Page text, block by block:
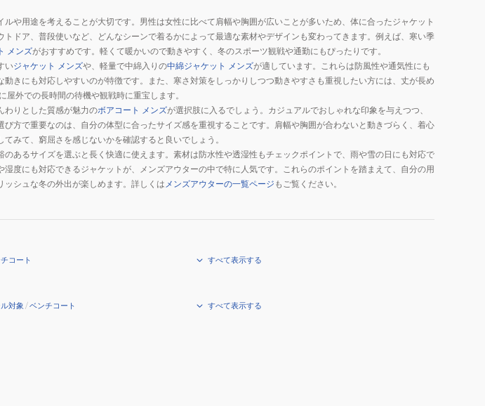
や用途を考えることが大切です。男性は女性に比べて肩幅や胸囲が広いことが多いため、体に合ったジャケット
ドア、普段使いなど、どんなシーンで着るかによって最適な素材やデザインも変わってきます。例えば、寒い季
メンズがおすすめです。軽くて暖かいので動きやすく、冬のスポーツ観戦や通勤にもぴったりです。
いジャケット メンズや、軽量で中綿入りの中綿ジャケット メンズが適しています。これらは防風性や通気性にも
きにも対応しやすいのが特徴です。また、寒さ対策をしっかりしつつ動きやすさも重視したい方には、丈が長め
屋外での長時間の待機や観戦時に重宝します。
わりとした質感が魅力のボアコート メンズが選択肢に入るでしょう。カジュアルでおしゃれな印象を与えつつ、
方で重要なのは、自分の体型に合ったサイズ感を重視することです。肩幅や胸囲が合わないと動きづらく、着心
みて、窮屈さを感じないかを確認すると良いでしょう。
あるサイズを選ぶと長く快適に使えます。素材は防水性や透湿性もチェックポイントで、雨や雪の日にも対応で
度にも対応できるジャケットが、メンズアウターの中で特に人気です。これらのポイントを踏まえて、自分の用
シュな冬の外出が楽しめます。詳しくは メンズアウターの一覧ページ もご覧ください。
コート すべて表示する
対象 /ベンチコート すべて表示する